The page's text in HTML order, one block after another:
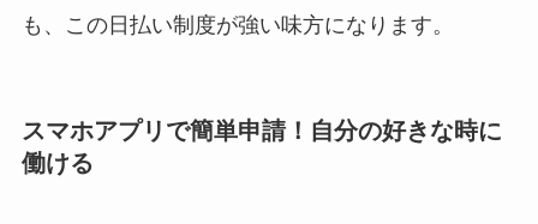
も、この日払い制度が強い味方になります。
スマホアプリで簡単申請！自分の好きな時に
働ける